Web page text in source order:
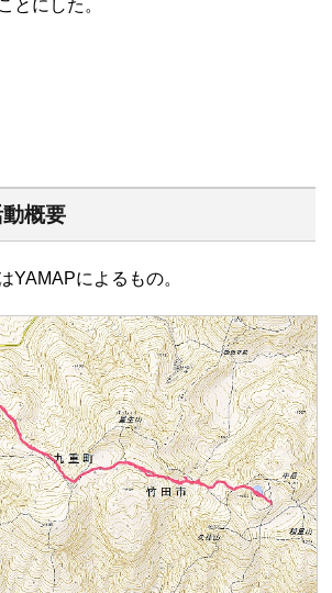
とにした。
概要
によるもの。